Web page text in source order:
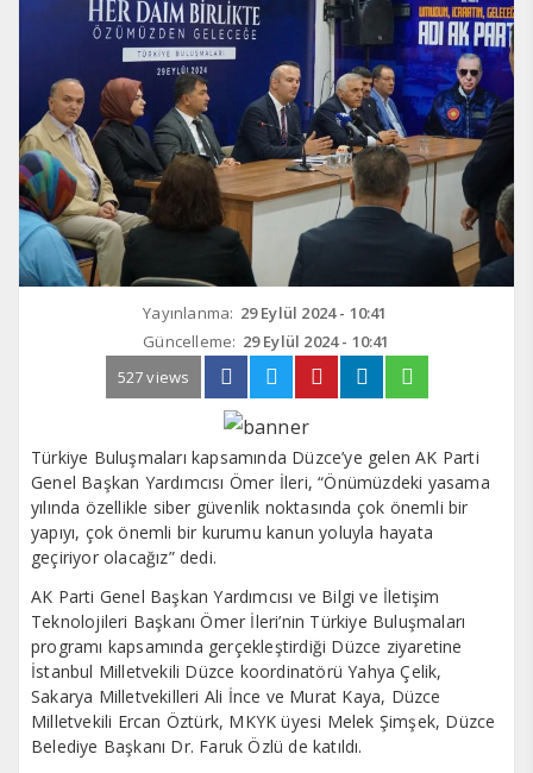
Yayınlanma: 29 Eylül 2024 - 10:41
Güncelleme: 29 Eylül 2024 - 10:41
527 views
Türkiye Buluşmaları kapsamında Düzce’ye gelen AK Parti
Genel Başkan Yardımcısı Ömer İleri, “Önümüzdeki yasama
yılında özellikle siber güvenlik noktasında çok önemli bir
yapıyı, çok önemli bir kurumu kanun yoluyla hayata
geçiriyor olacağız” dedi.
AK Parti Genel Başkan Yardımcısı ve Bilgi ve İletişim
Teknolojileri Başkanı Ömer İleri’nin Türkiye Buluşmaları
programı kapsamında gerçekleştirdiği Düzce ziyaretine
İstanbul Milletvekili Düzce koordinatörü Yahya Çelik,
Sakarya Milletvekilleri Ali İnce ve Murat Kaya, Düzce
Milletvekili Ercan Öztürk, MKYK üyesi Melek Şimşek, Düzce
Belediye Başkanı Dr. Faruk Özlü de katıldı.